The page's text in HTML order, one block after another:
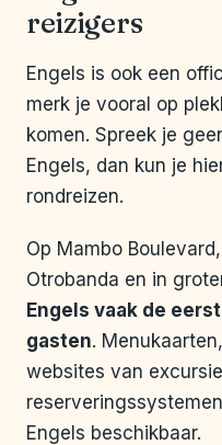
reizigers
Engels is ook een
merk je vooral op
komen. Spreek je
Engels, dan kun je
rondreizen.
Op Mambo
Otrobanda en in
Engels vaak de
gasten.
websites van
Engels beschikbaar.